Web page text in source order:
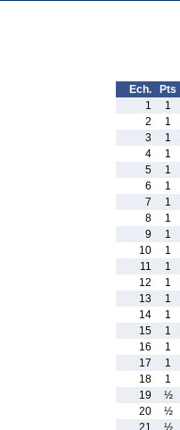
Ech. Pts
1
1
2
1
3
1
4
1
5
1
6
1
7
1
8
1
9
1
10
1
11
1
12
1
13
1
14
1
15
1
16
1
17
1
18
1
19
½
20
½
21
½